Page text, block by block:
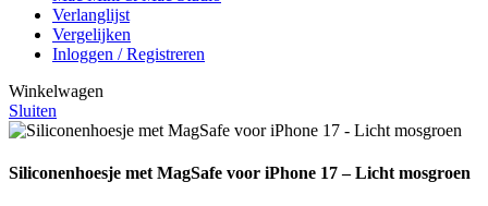
Verlanglijst
Vergelijken
Inloggen / Registreren
Winkelwagen
Sluiten
Siliconenhoesje met MagSafe voor iPhone 17 – Licht mosgroen